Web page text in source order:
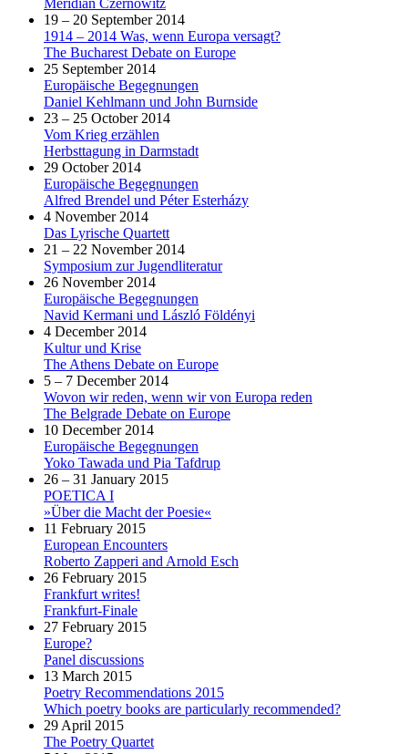
19 – 20 September 2014
1914 – 2014 Was, wenn Europa versagt?
The Bucharest Debate on Europe
25 September 2014
Europäische Begegnungen
Daniel Kehlmann und John Burnside
23 – 25 October 2014
Vom Krieg erzählen
Herbsttagung in Darmstadt
29 October 2014
Europäische Begegnungen
Alfred Brendel und Péter Esterházy
4 November 2014
Das Lyrische Quartett
21 – 22 November 2014
Symposium zur Jugendliteratur
26 November 2014
Europäische Begegnungen
Navid Kermani und László Földényi
4 December 2014
Kultur und Krise
The Athens Debate on Europe
5 – 7 December 2014
Wovon wir reden, wenn wir von Europa reden
The Belgrade Debate on Europe
10 December 2014
Europäische Begegnungen
Yoko Tawada und Pia Tafdrup
26 – 31 January 2015
POETICA I
»Über die Macht der Poesie«
11 February 2015
European Encounters
Roberto Zapperi and Arnold Esch
26 February 2015
Frankfurt writes!
Frankfurt-Finale
27 February 2015
Europe?
Panel discussions
13 March 2015
Poetry Recommendations 2015
Which poetry books are particularly recommended?
29 April 2015
The Poetry Quartet